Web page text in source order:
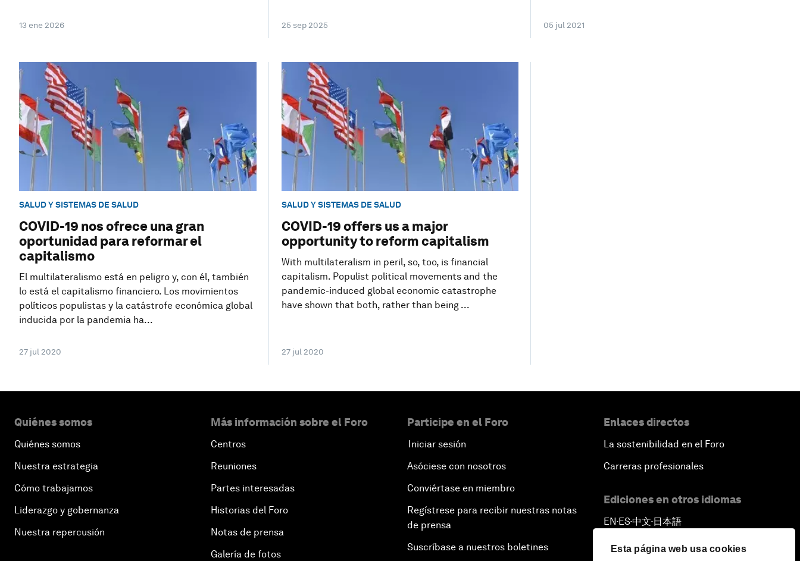
Esta página web usa cookies
13 ene 2026 25 sep 2025 05 jul 2021
SALUD Y SISTEMAS DE SALUD
COVID-19 nos ofrece una gran
oportunidad para reformar el
capitalismo
El multilateralismo está en peligro y, con él, también
lo está el capitalismo financiero. Los movimientos
políticos populistas y la catástrofe económica global
inducida por la pandemia ha...
27 jul 2020
SALUD Y SISTEMAS DE SALUD
COVID-19 offers us a major
opportunity to reform capitalism
With multilateralism in peril, so, too, is financial
capitalism. Populist political movements and the
pandemic-induced global economic catastrophe
have shown that both, rather than being ...
27 jul 2020
Quiénes somos
Quiénes somos
Nuestra estrategia
Cómo trabajamos
Liderazgo y gobernanza
Nuestra repercusión
Más información sobre el Foro
Centros
Reuniones
Partes interesadas
Historias del Foro
Notas de prensa
Galería de fotos
Participe en el Foro
Iniciar sesión
Asóciese con nosotros
Conviértase en miembro
Regístrese para recibir nuestras notas
de prensa
Suscríbase a nuestros boletines
Enlaces directos
La sostenibilidad en el Foro
Carreras profesionales
Ediciones en otros idiomas
EN ▪ ES▪中文▪ 日本語